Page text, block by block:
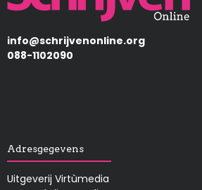
info@schrijvenonline.org
088-1102090
Adresgegevens
Uitgeverij Virtùmedia